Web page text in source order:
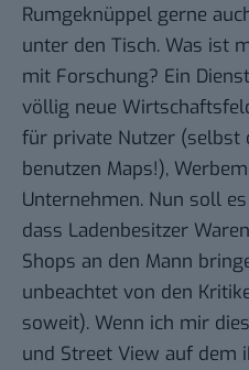
Rumgeknüppel gerne
unter den Tisch. Was ist
mit Forschung? Ein
völlig neue
für private Nutzer (selbst
benutzen Maps!),
Unternehmen. Nun soll
dass Ladenbesitzer
Shops an den Mann
unbeachtet von den
soweit). Wenn ich mir
und Street View auf dem